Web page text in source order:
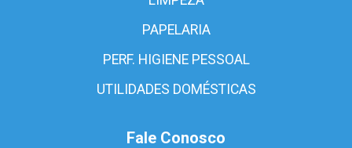
PAPELARIA
PERF. HIGIENE PESSOAL
UTILIDADES DOMÉSTICAS
Fale Conosco